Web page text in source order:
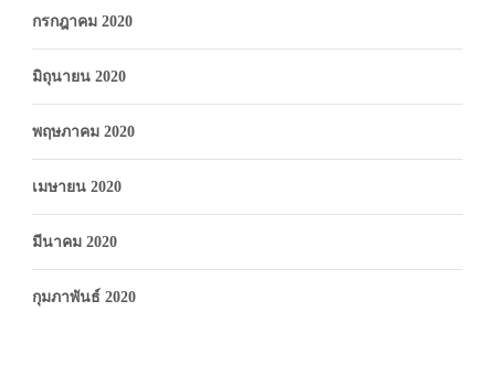
กรกฎาคม 2020
มิถุนายน 2020
พฤษภาคม 2020
เมษายน 2020
มีนาคม 2020
กุมภาพันธ์ 2020